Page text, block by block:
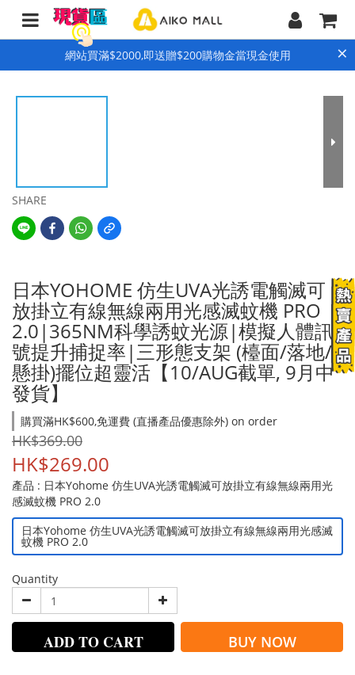
網站買滿$2000,即送贈$200購物金當現金使用 ×
SHARE
日本YOHOME 仿生UVA光誘電觸滅可
放掛立有線無線兩用光感滅蚊機 PRO
2.0|365NM科學誘蚊光源|模擬人體訊
號提升捕捉率|三形態支架 (檯面/落地/
懸掛)擺位超靈活【10/AUG截單, 9月中
發貨】
購買滿HK$600,免運費 (直播產品優惠除外) on order
HK$369.00
HK$269.00
產品 : 日本Yohome 仿生UVA光誘電觸滅可放掛立有線無線兩用光
感滅蚊機 PRO 2.0
日本Yohome 仿生UVA光誘電觸滅可放掛立有線無線兩用光感滅
蚊機 PRO 2.0
Quantity
ADD TO CART BUY NOW